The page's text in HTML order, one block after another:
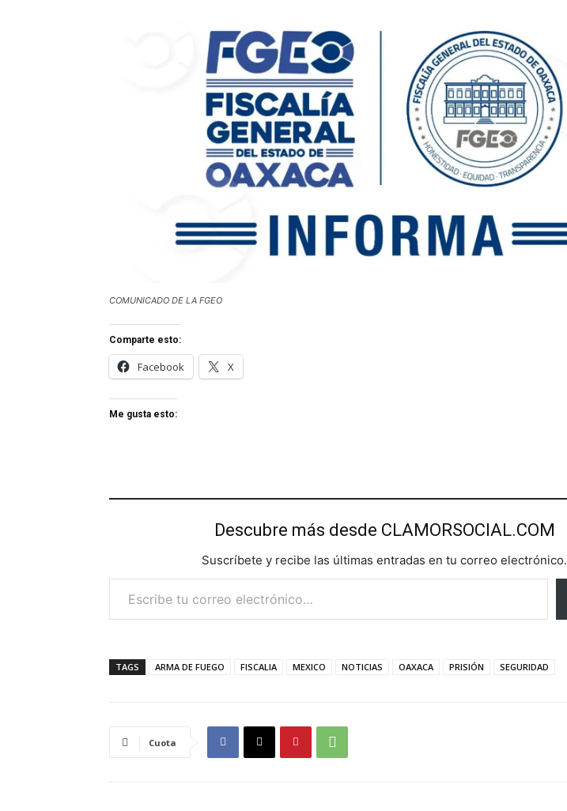
COMUNICADO DE LA FGEO
Comparte esto:
Facebook X
Me gusta esto:
Descubre más desde CLAMORSOCIAL.COM
Suscríbete y recibe las últimas entradas en tu correo electrónico.
Escribe tu correo electrónico…
TAGS ARMA DE FUEGO FISCALIA MEXICO NOTICIAS OAXACA PRISIÓN SEGURIDAD
Cuota